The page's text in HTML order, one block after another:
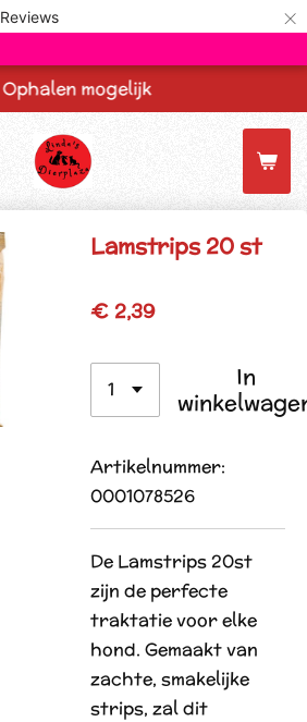
Reviews ×
Ophalen mogelijk
Lamstrips 20 st
€ 2,39
In
Artikelnummer:
0001078526
De Lamstrips 20st
zijn de perfecte
traktatie voor elke
hond. Gemaakt van
zachte, smakelijke
strips, zal dit